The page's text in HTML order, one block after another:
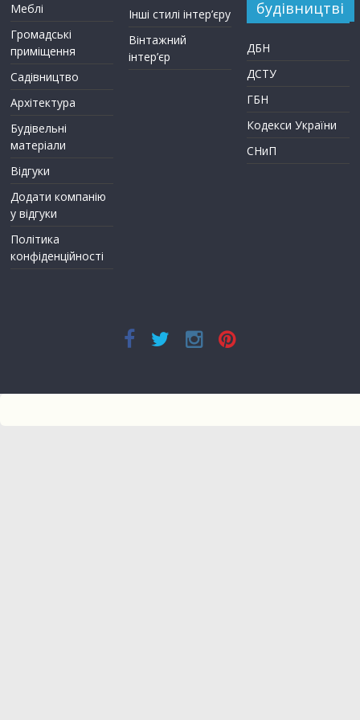
Меблі
Громадські
приміщення
Садівництво
Архітектура
Будівельні
матеріали
Відгуки
Додати компанію
у відгуки
Політика
конфіденційності
Інші стилі інтер’єру
Вінтажний
інтер’єр
будівництві
ДБН
ДСТУ
ГБН
Кодекси України
СНиП